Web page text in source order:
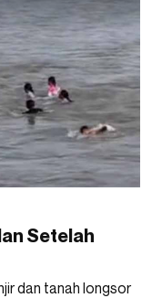
Setelah
dan tanah longsor